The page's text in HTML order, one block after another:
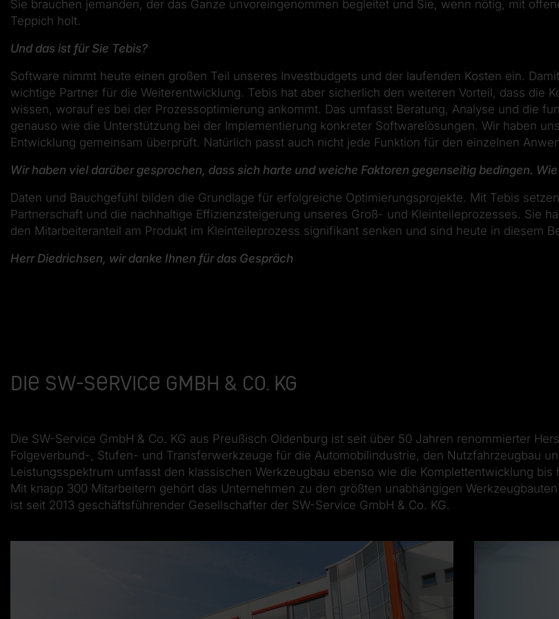
Sie brauchen jemanden, der das Ganze unvoreingenommen begleitet und Sie, wenn nötig, mit
Teppich holt.
Und das ist für Sie Tebis?
Software nimmt heute einen großen Teil unseres Investbudgets und der laufenden Kosten ein.
wichtige Partner für die Weiterentwicklung. Tebis hat aber sicherlich den weiteren Vorteil, dass die
wissen, worauf es bei der Prozessoptimierung ankommt. Das umfasst Beratung, Analyse und die
genauso wie die Unterstützung bei der Implementierung konkreter Softwarelösungen. Wir haben
Entwicklung gemeinsam überprüft. Natürlich passt auch nicht jede Funktion für den einzelnen
Wir haben viel darüber gesprochen, dass sich harte und weiche Faktoren gegenseitig bedingen.
Daten und Bauchgefühl bilden die Grundlage für erfolgreiche Optimierungsprojekte. Mit Tebis
Partnerschaft und die nachhaltige Effizienzsteigerung unseres Groß- und Kleinteileprozesses. Sie
den Mitarbeiteranteil am Produkt im Kleinteileprozess signifikant senken und sind heute in diesem
Herr Diedrichsen, wir danke Ihnen für das Gespräch
Die SW-Service GmbH & Co. KG
Die SW-Service GmbH & Co. KG aus Preußisch Oldenburg ist seit über 50 Jahren renommierter
Folgeverbund-, Stufen- und Transferwerkzeuge für die Automobilindustrie, den Nutzfahrzeugbau
Leistungsspektrum umfasst den klassischen Werkzeugbau ebenso wie die Komplettentwicklung
Mit knapp 300 Mitarbeitern gehört das Unternehmen zu den größten unabhängigen
ist seit 2013 geschäftsführender Gesellschafter der SW-Service GmbH & Co. KG.